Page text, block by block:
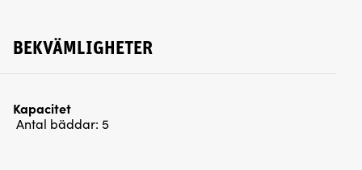
BEKVÄMLIGHETER
Kapacitet
Antal bäddar: 5